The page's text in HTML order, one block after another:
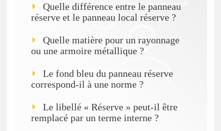
Quelle différence entre le panneau
réserve et le panneau local réserve ?
Quelle matière pour un rayonnage
ou une armoire métallique ?
Le fond bleu du panneau réserve
correspond-il à une norme ?
Le libellé « Réserve » peut-il être
remplacé par un terme interne ?